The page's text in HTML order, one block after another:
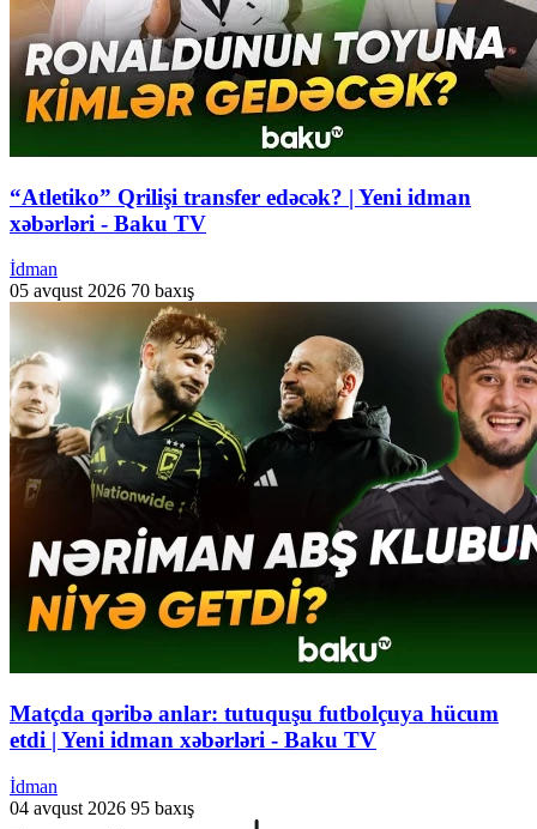
“Atletiko” Qrilişi transfer edəcək? | Yeni idman
xəbərləri - Baku TV
İdman
05 avqust 2026 70 baxış
Matçda qəribə anlar: tutuquşu futbolçuya hücum
etdi | Yeni idman xəbərləri - Baku TV
İdman
04 avqust 2026 95 baxış